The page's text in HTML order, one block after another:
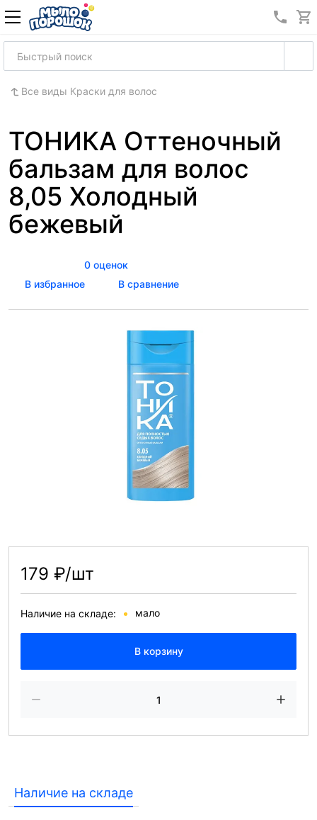
8
Все виды Краски для волос
ТОНИКА Оттеночный
бальзам для волос
8,05 Холодный
бежевый
0 оценок
В избранное
В сравнение
179 ₽/шт
Наличие на складе: мало
В корзину
Наличие на складе